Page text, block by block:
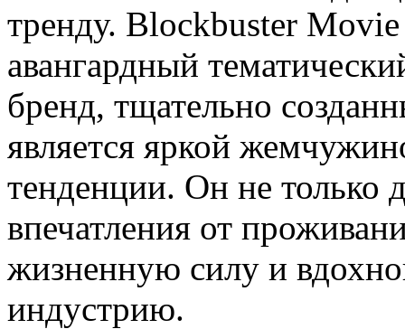
тренду. Blockbuster
авангардный
бренд, тщательно
является яркой
тенденции. Он не только
впечатления от
жизненную силу и
индустрию.